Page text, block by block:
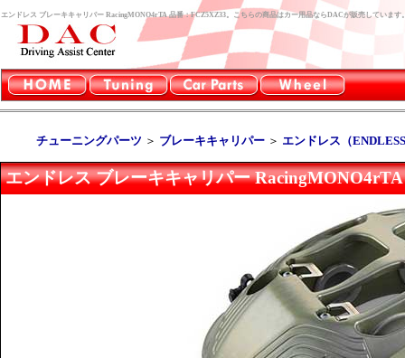
エンドレス ブレーキキャリパー RacingMONO4rTA 品番：FCZ5XZ33。こちらの商品はカー用品ならDACが販売しています
チューニングパーツ ＞ ブレーキキャリパー ＞ エンドレス（
エンドレス ブレーキキャリパー